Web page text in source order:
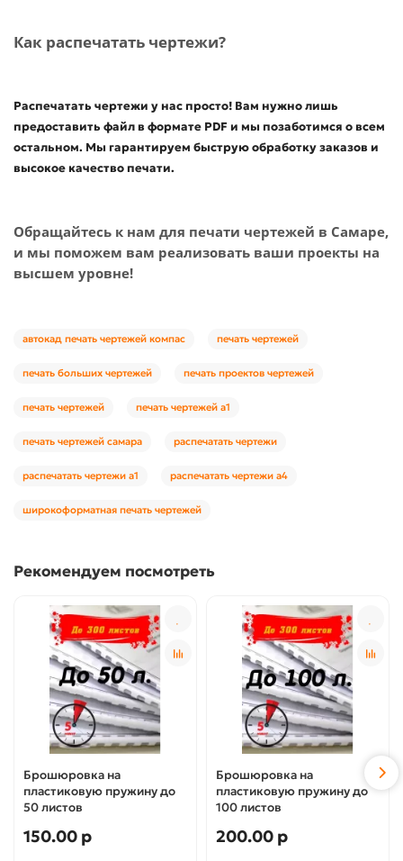
Как распечатать чертежи?
Распечатать чертежи у нас просто! Вам нужно лишь
предоставить файл в формате PDF и мы позаботимся о всем
остальном. Мы гарантируем быструю обработку заказов и
высокое качество печати.
Обращайтесь к нам для печати чертежей в Самаре,
и мы поможем вам реализовать ваши проекты на
высшем уровне!
автокад печать чертежей компас печать чертежей
печать больших чертежей печать проектов чертежей
печать чертежей печать чертежей а1
печать чертежей самара распечатать чертежи
распечатать чертежи а1 распечатать чертежи а4
широкоформатная печать чертежей
Рекомендуем посмотреть
Брошюровка на
пластиковую пружину до
50 листов
150.00 р
Брошюровка на
пластиковую пружину до
100 листов
200.00 р